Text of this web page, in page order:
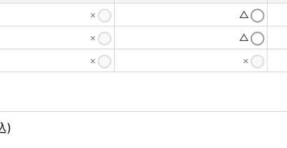
× △
× △
× ×
)